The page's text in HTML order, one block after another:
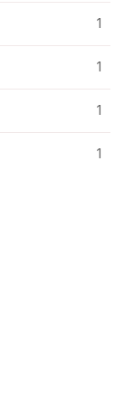
1
1
1
1